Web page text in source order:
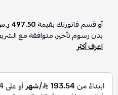
أو قسم فاتورتك بقيمة497.50 ر.س
بدون رسوم تأخير، متوافقة مع
اعرف أكثر